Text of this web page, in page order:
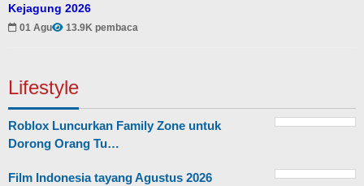
Kejagung 2026
01 Agu 13.9K pembaca
Lifestyle
Roblox Luncurkan Family Zone untuk
Dorong Orang Tu…
Film Indonesia tayang Agustus 2026